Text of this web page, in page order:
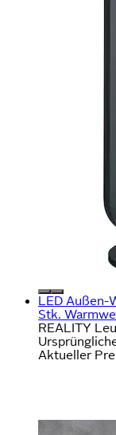
LED Außen-
Stk.
REALITY
Aktueller